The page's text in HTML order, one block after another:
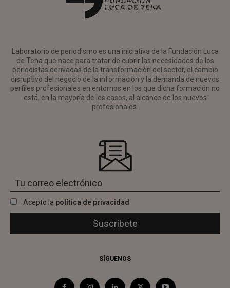
Laboratorio de periodismo es una iniciativa de la Fundación Luca
de Tena que nace para tratar de cubrir las necesidades de los
periodistas derivadas de la transformación del sector, el cambio
disruptivo del negocio de la información y la demanda de nuevos
perfiles profesionales en entornos en los que dicha formación no
está, en la mayoría de los casos, al alcance de los nuevos
profesionales.
Acepto la política de privacidad
SÍGUENOS